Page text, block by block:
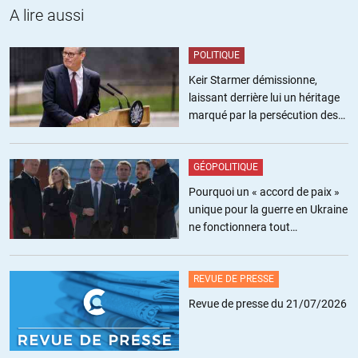
Jack//15.12.2016 à 13h13
Mouais. La « déroute militaire globale » des djihadistes a été causée
par la trahison de la Turquie, rien d’autre.
Pour la marginalisation des américains, la dame a du rater la levée
porte-parole US, il s’agit d’armer les « groupes qui combattent le
terrorisme dans la Syrie du nord. » En clair, on arme enfin les kurdes
qui commencent à recevoir du matériel digne de ce nom. L’objectif est
d’atteindre le niveau d’armement d’une véritable armée.
Julie//15.12.2016 à 17h05
et comme les Turcs n’ont pas cessé de bombarder les Kurdes, que
ce soit en Turquie, en Syrie près de Manbij et en Irak, les Américains
vont pouvoir se frotter les mains en regardant la Turquie creuser un
A lire aussi
POLITIQUE
Keir Starmer démissionne,
laissant derrière lui un héritage
marqué par la persécution des
GÉOPOLITIQUE
Pourquoi un « accord de paix »
unique pour la guerre en Ukraine
ne fonctionnera tout
REVUE DE PRESSE
Revue de presse du 21/07/2026